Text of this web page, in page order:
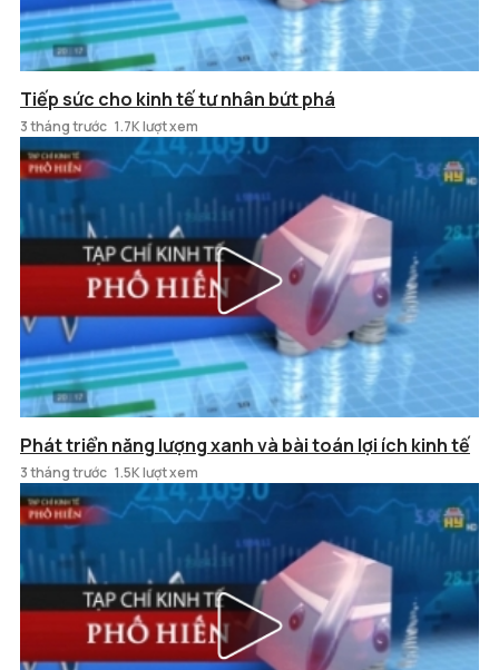
Tiếp sức cho kinh tế tư nhân bứt phá
3 tháng trước 1.7K lượt xem
Phát triển năng lượng xanh và bài toán lợi ích kinh tế
3 tháng trước 1.5K lượt xem